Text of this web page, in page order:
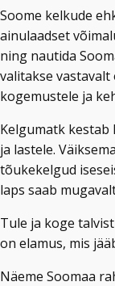
Soome kelkude
ainulaadset
ning nautida
valitakse vastavalt
kogemustele ja
Kelgumatk
ja lastele.
tõukekelgud
laps saab
Tule ja koge
on elamus, mis
Näeme Soomaa